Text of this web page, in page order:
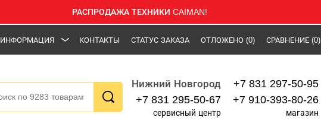
РАСПРОДАЖА ТЕХНИКИ CAIMAN!
ИНФОРМАЦИЯ КОНТАКТЫ СТАТУС ЗАКАЗА ОТЛОЖЕНО (0) СРАВНЕНИЕ (0)
Нижний Новгород
+7 831 295-50-67
сервисный центр
+7 831 297-50-95
+7 910-393-80-26
магазин